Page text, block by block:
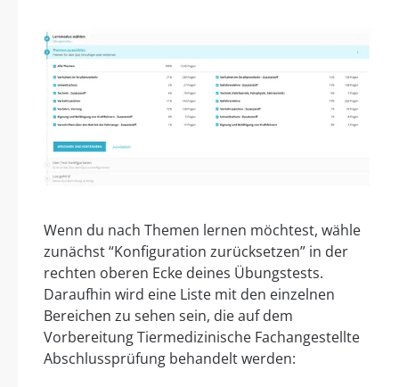
Wenn du nach Themen lernen möchtest, wähle
zunächst “Konfiguration zurücksetzen” in der
rechten oberen Ecke deines Übungstests.
Daraufhin wird eine Liste mit den einzelnen
Bereichen zu sehen sein, die auf dem
Vorbereitung Tiermedizinische Fachangestellte
Abschlussprüfung behandelt werden: